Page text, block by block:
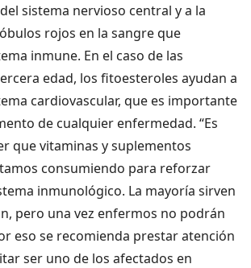
sistema nervioso central y a la
rojos en la sangre que
inmune. En el caso de las
edad, los fitoesteroles ayudan a
cardiovascular, que es importante
de cualquier enfermedad. “Es
que vitaminas y suplementos
consumiendo para reforzar
inmunológico. La mayoría sirven
pero una vez enfermos no podrán
eso se recomienda prestar atención
ser uno de los afectados en